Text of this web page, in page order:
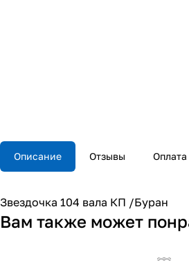
Описание Отзывы Оплата
Звездочка 104 вала КП /Буран
Вам также может